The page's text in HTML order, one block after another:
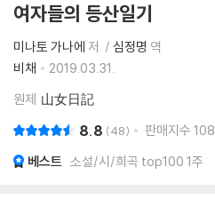
여자들의 등산일기
미나토 가나에 저 심정명 역
비채
2019.03.31.
원제 山女日記
8.8 48 판매지수 108
베스트 소설/시/희곡 top100 1주